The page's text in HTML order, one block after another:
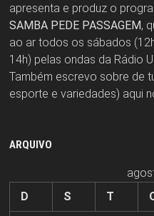
apresenta e produz o
SAMBA PEDE PASSAGEM,
ao ar todos os sábados
14h) pelas ondas da Rádio
Também escrevo sobre de
esporte e variedades) aqui
ARQUIVO
D
S T